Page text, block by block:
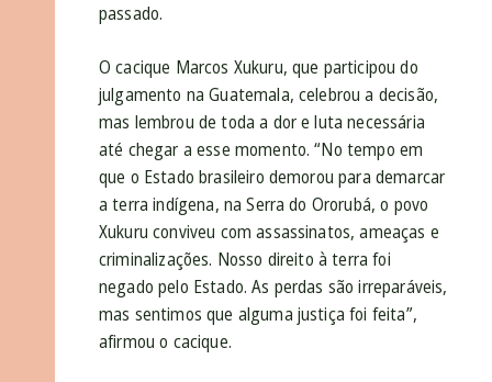
passado.
O cacique Marcos Xukuru, que participou do
julgamento na Guatemala, celebrou a decisão,
mas lembrou de toda a dor e luta necessária
até chegar a esse momento. “No tempo em
que o Estado brasileiro demorou para demarcar
a terra indígena, na Serra do Ororubá, o povo
Xukuru conviveu com assassinatos, ameaças e
criminalizações. Nosso direito à terra foi
negado pelo Estado. As perdas são irreparáveis,
mas sentimos que alguma justiça foi feita”,
afirmou o cacique.